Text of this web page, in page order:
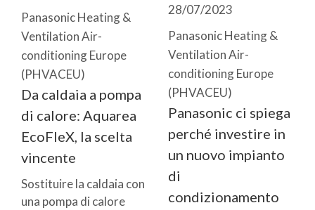
Panasonic Heating &
Ventilation Air-
conditioning Europe
(PHVACEU)
Da caldaia a pompa
di calore: Aquarea
EcoFleX, la scelta
vincente
Sostituire la caldaia con
una pompa di calore
28/07/2023
Panasonic Heating &
Ventilation Air-
conditioning Europe
(PHVACEU)
Panasonic ci spiega
perché investire in
un nuovo impianto
di
condizionamento